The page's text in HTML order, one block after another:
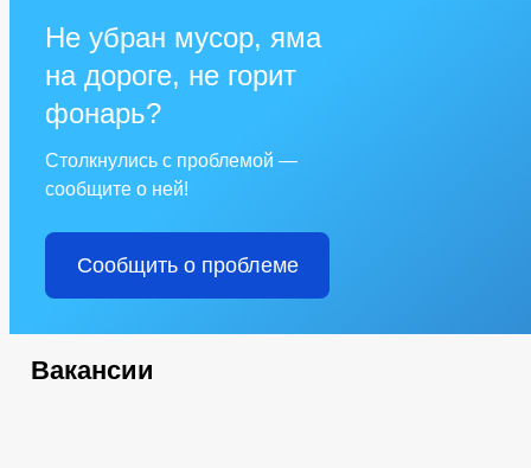
Не убран мусор, яма
на дороге, не горит
фонарь?
Столкнулись с проблемой —
сообщите о ней!
Сообщить о проблеме
Вакансии